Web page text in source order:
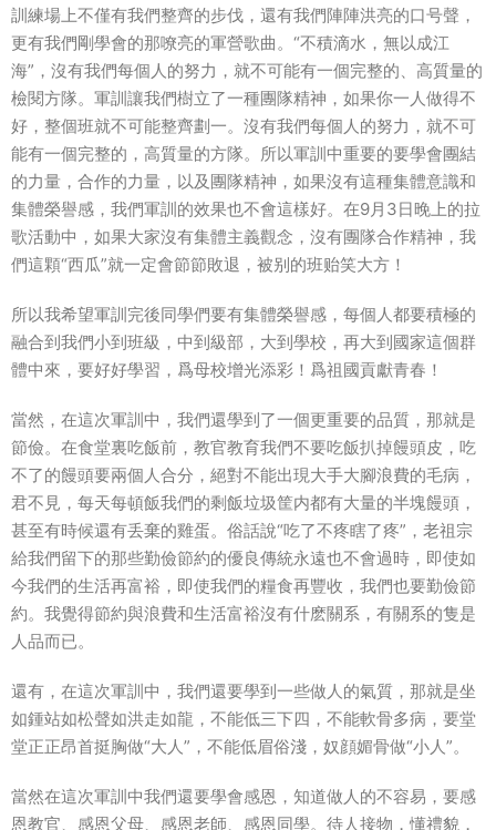
訓練場上不僅有我們整齊的步伐，還有我們陣陣洪亮的口号聲，
更有我們剛學會的那嘹亮的軍營歌曲。“不積滴水，無以成江
海”，沒有我們每個人的努力，就不可能有一個完整的、高質量的
檢閱方隊。軍訓讓我們樹立了一種團隊精神，如果你一人做得不
好，整個班就不可能整齊劃一。沒有我們每個人的努力，就不可
能有一個完整的，高質量的方隊。所以軍訓中重要的要學會團結
的力量，合作的力量，以及團隊精神，如果沒有這種集體意識和
集體榮譽感，我們軍訓的效果也不會這樣好。在9月3日晚上的拉
歌活動中，如果大家沒有集體主義觀念，沒有團隊合作精神，我
們這顆“西瓜”就一定會節節敗退，被别的班贻笑大方！
所以我希望軍訓完後同學們要有集體榮譽感，每個人都要積極的
融合到我們小到班級，中到級部，大到學校，再大到國家這個群
體中來，要好好學習，爲母校增光添彩！爲祖國貢獻青春！
當然，在這次軍訓中，我們還學到了一個更重要的品質，那就是
節儉。在食堂裏吃飯前，教官教育我們不要吃飯扒掉饅頭皮，吃
不了的饅頭要兩個人合分，絕對不能出現大手大腳浪費的毛病，
君不見，每天每頓飯我們的剩飯垃圾筐内都有大量的半塊饅頭，
甚至有時候還有丢棄的雞蛋。俗話說“吃了不疼瞎了疼”，老祖宗
給我們留下的那些勤儉節約的優良傳統永遠也不會過時，即使如
今我們的生活再富裕，即使我們的糧食再豐收，我們也要勤儉節
約。我覺得節約與浪費和生活富裕沒有什麽關系，有關系的隻是
人品而已。
還有，在這次軍訓中，我們還要學到一些做人的氣質，那就是坐
如鍾站如松聲如洪走如龍，不能低三下四，不能軟骨多病，要堂
堂正正昂首挺胸做“大人”，不能低眉俗淺，奴顔媚骨做“小人”。
當然在這次軍訓中我們還要學會感恩，知道做人的不容易，要感
恩教官、感恩父母、感恩老師、感恩同學。待人接物，懂禮貌，